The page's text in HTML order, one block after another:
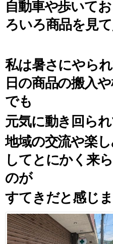
自動車や歩いて
ろいろ商品を見
私は暑さにやら
日の商品の搬入
でも
元気に動き回ら
地域の交流や楽
してとにかく来
のが
すてきだと感じま